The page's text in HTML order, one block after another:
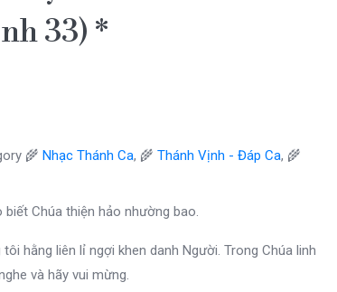
33) *
🌾 Nhạc Thánh Ca, 🌾 Thánh Vịnh - Đáp Ca, 🌾
Chúa thiện hảo nhường bao.
hằng liên lỉ ngợi khen danh Người. Trong Chúa linh
và hãy vui mừng.